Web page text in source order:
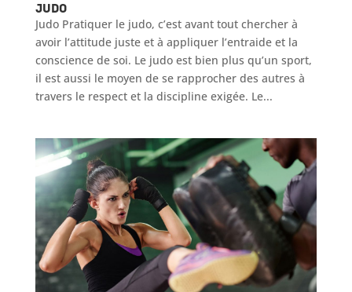
Judo
Judo Pratiquer le judo, c’est avant tout chercher à
avoir l’attitude juste et à appliquer l’entraide et la
conscience de soi. Le judo est bien plus qu’un sport,
il est aussi le moyen de se rapprocher des autres à
travers le respect et la discipline exigée. Le...